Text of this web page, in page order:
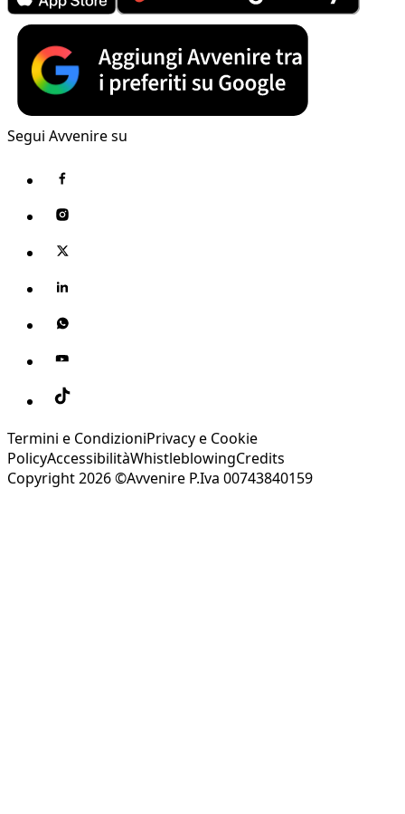
Segui Avvenire su
Termini e CondizioniPrivacy e Cookie
PolicyAccessibilitàWhistleblowingCredits
Copyright 2026 ©Avvenire P.Iva 00743840159